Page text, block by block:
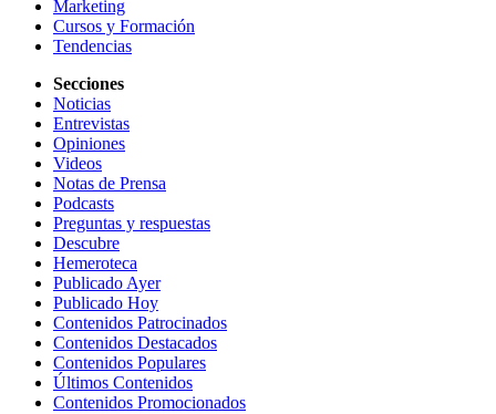
Marketing
Cursos y Formación
Tendencias
Secciones
Noticias
Entrevistas
Opiniones
Videos
Notas de Prensa
Podcasts
Preguntas y respuestas
Descubre
Hemeroteca
Publicado Ayer
Publicado Hoy
Contenidos Patrocinados
Contenidos Destacados
Contenidos Populares
Últimos Contenidos
Contenidos Promocionados